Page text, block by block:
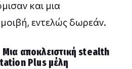
και μια
εντελώς δωρεάν.
αποκλειστική stealth
Plus μέλη